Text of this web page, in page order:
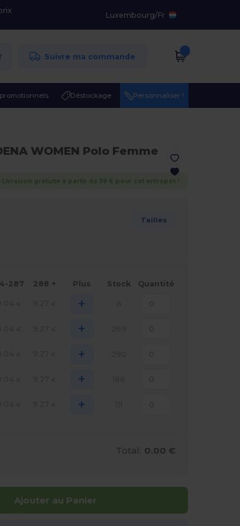
Luxembourg/Fr
Suivre ma commande
Déstockage Personnaliser !
WOMEN Polo Femme
Livraison gratuite à partir de 119 € pour cet entrepôt !
Tailles
287 288 + Plus Stock Quantité
+
+
+
+
+
Total: 0.00 €
Ajouter au Panier